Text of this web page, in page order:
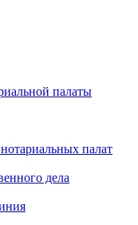
палаты
палат
дела